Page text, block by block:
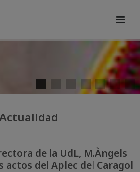
Actualidad
de la UdL, M.Àngels
actos del Aplec del Caragol